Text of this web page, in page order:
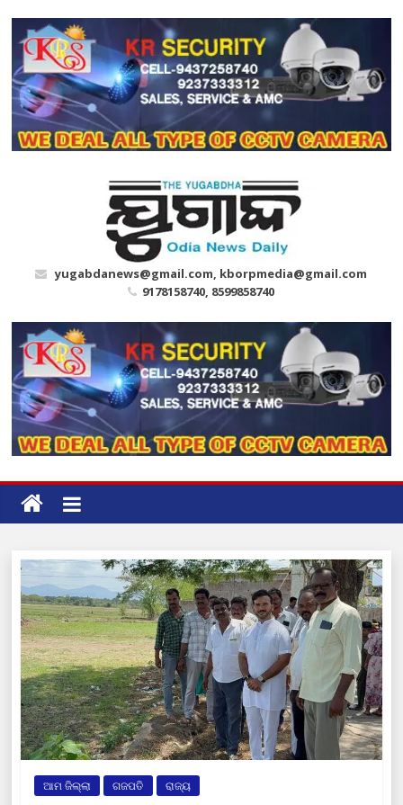
content
yugabdanews@gmail.com, kborpmedia@gmail.com
9178158740, 8599858740
ଆମ ଜିଲ୍ଲା ଗଜପତି ରାଜ୍ୟ